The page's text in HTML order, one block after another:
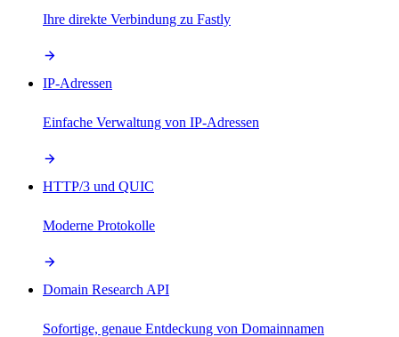
Ihre direkte Verbindung zu Fastly
IP-Adressen
Einfache Verwaltung von IP-Adressen
HTTP/3 und QUIC
Moderne Protokolle
Domain Research API
Sofortige, genaue Entdeckung von Domainnamen